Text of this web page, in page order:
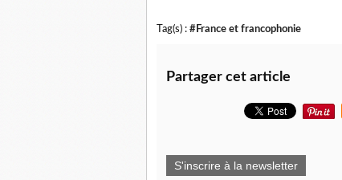
Tag(s) : #France et francophonie
Partager cet article
S'inscrire à la newsletter